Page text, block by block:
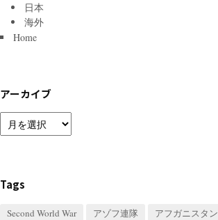
日本
海外
Home
アーカイブ
ー
ブ
Tags
Second World War アゾフ連隊 アフガニスタン